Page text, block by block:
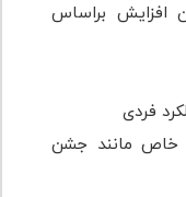
افزایش براساس
فردی
خاص مانند جشن